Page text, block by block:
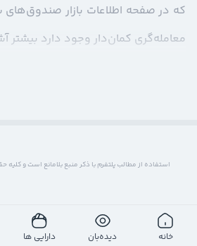
که در صفحه اطلاعات بازار صندوق‌های
معامله‌گری کمان‌دار وجود دارد بیشتر
استفاده از مطالب پلتفرم با ذکر منبع بلامانع است و
خانه دیده‌بان دارایی ها